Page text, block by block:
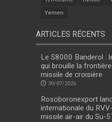
Yemen
ARTICLES RÉCENTS
Le S8000 Banderol :
qui brouille la
missile de croisière
30/07/2026
Rosoboronexport
internationale du
missile air-air du Su-